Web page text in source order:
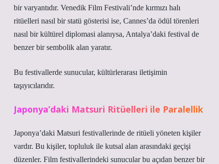
bir varyantıdır. Venedik Film Festivali’nde kırmızı halı
ritüelleri nasıl bir statü gösterisi ise, Cannes’da ödül törenleri
nasıl bir kültürel diplomasi alanıysa, Antalya’daki festival de
benzer bir sembolik alan yaratır.
Bu festivallerde sunucular, kültürlerarası iletişimin
taşıyıcılarıdır.
Japonya’daki Matsuri Ritüelleri ile Paralellik
Japonya’daki Matsuri festivallerinde de ritüeli yöneten kişiler
vardır. Bu kişiler, topluluk ile kutsal alan arasındaki geçişi
düzenler. Film festivallerindeki sunucular bu açıdan benzer bir